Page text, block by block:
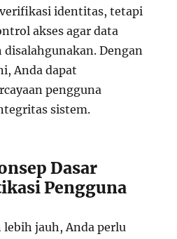
identitas, tetapi
akses agar data
Dengan
Anda dapat
pengguna
sistem.
Dasar
Pengguna
lebih jauh, Anda perlu